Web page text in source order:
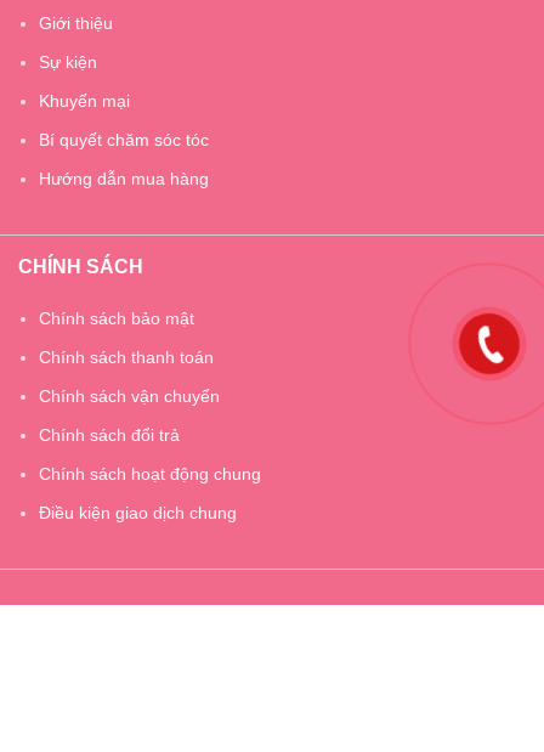
Giới thiệu
Sự kiện
Khuyến mại
Bí quyết chăm sóc tóc
Hướng dẫn mua hàng
CHÍNH SÁCH
Chính sách bảo mật
Chính sách thanh toán
Chính sách vận chuyển
Chính sách đổi trả
Chính sách hoạt động chung
Điều kiện giao dịch chung